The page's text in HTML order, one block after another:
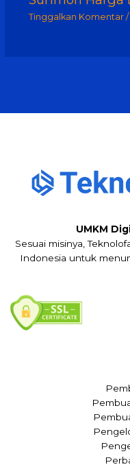
Tinggalkan Komentar /
UMKM
Sesuai misinya,
Indonesia untuk